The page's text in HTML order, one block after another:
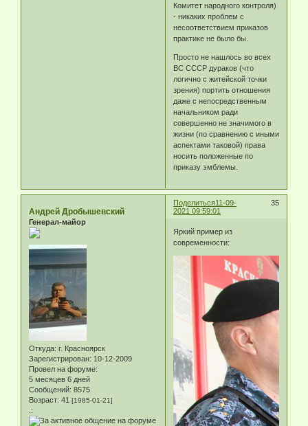
Комитет народного контроля)
- никаких проблем с
несоответствием приказов
практике не было бы.
Просто не нашлось во всех
ВС СССР дураков (что
логично с житейской точки
зрения) портить отношения
даже с непосредственным
начальником ради
совершенно не значимого в
жизни (по сравнению с иными
аспектами таковой) права
носить положенные по
приказу эмблемы.
Поделиться 35
11-09-
2021 09:59:01
Андрей Дробышевский
Генерал-майор
Откуда: г. Красноярск
Зарегистрирован: 10-12-2009
Провел на форуме:
5 месяцев 6 дней
Сообщений: 8575
Возраст: 41 [1985-01-21]
.:
Яркий пример из
современности: